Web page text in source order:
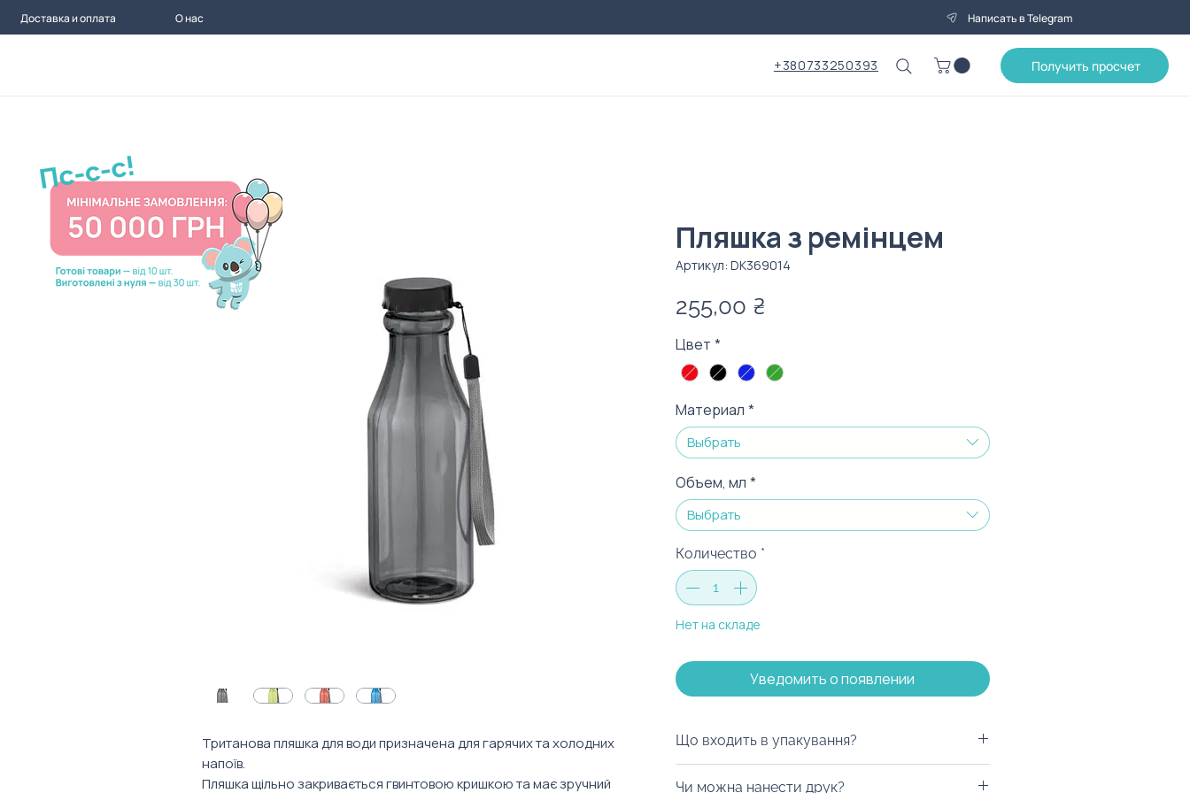
Доставка и оплата О нас Написать в Telegram
+380733250393 Получить просчет
Тританова пляшка для води призначена для гарячих та холодних
напоїв.
Пляшка щільно закривається гвинтовою кришкою та має зручний
Пляшка з ремінцем
Артикул: DК369014
255,00 ₴
Цвет *
Материал *
Выбрать
Объем, мл *
Выбрать
Количество *
Нет на складе
Уведомить о появлении
Що входить в упакування?
Чи можна нанести друк?